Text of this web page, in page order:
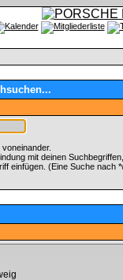
mit deinen
einfügen. (Eine Suche nach